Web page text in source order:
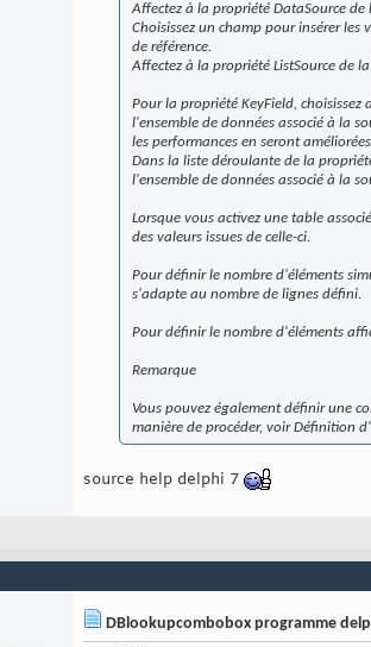
Affectez à la propriété DataSource
Choisissez un champ pour insérer
de référence.
Affectez à la propriété ListSource de
Pour la propriété KeyField,
l'ensemble de données associé à la
les performances en seront
Dans la liste déroulante de la
l'ensemble de données associé à la
Lorsque vous activez une table
des valeurs issues de celle-ci.
Pour définir le nombre d'éléments
s'adapte au nombre de lignes défini.
Pour définir le nombre d'éléments
Remarque
Vous pouvez également définir une
manière de procéder, voir Définition
source help delphi 7
DBlookupcombobox programme